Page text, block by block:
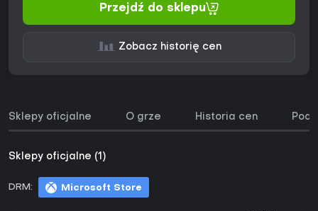
Przejdź do sklepu
Zobacz historię cen
Sklepy oficjalne O grze Historia cen
Sklepy oficjalne (1)
DRM: Microsoft Store